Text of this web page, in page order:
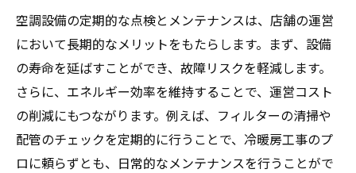
空調設備の定期的な点検とメンテナンスは、店舗の運営
において長期的なメリットをもたらします。まず、設備
の寿命を延ばすことができ、故障リスクを軽減します。
さらに、エネルギー効率を維持することで、運営コスト
の削減にもつながります。例えば、フィルターの清掃や
配管のチェックを定期的に行うことで、冷暖房工事のプ
ロに頼らずとも、日常的なメンテナンスを行うことがで